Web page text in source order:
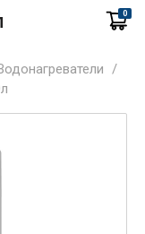
0
/